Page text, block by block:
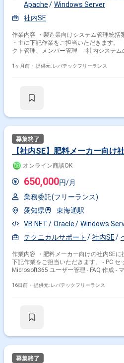
Apache
Windows Server
社内SE
作業内容 ・製造業向けシステム管理統括
・主に下記作業をご担当いただきます
クト管理、メンバー管理 -社内システム
1ヶ月前・ 提供元: レバテックフリーランス
【社内SE】肥料メーカー向け
オンライン商談OK
650,000円/月
業務委託(フリーランス)
愛知県
東海通駅
VB.NET
Oracle
Windows
テクニカルサポート
社内SE
作業内容 ・肥料メーカー向けの社内SE
下記作業をご担当いただきます。 - PC セットアップ - 問い合わせ受付 -
Microsoft365 ユーザー管理 - FAQ 作成 - マニュアル作成 - 部内請求書処理 -
会議資料作成 -基幹システム開発等
16日前・ 提供元: レバテックフリーランス
掛け合わせ条件で絞り込む
Windows Server × データベース
特徴で絞り込む
Windows Server × 副業